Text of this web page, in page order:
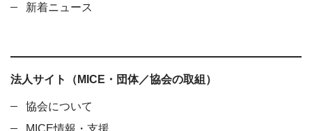
新着ニュース
法人サイト（MICE・団体／協会の取組）
協会について
MICE情報・支援